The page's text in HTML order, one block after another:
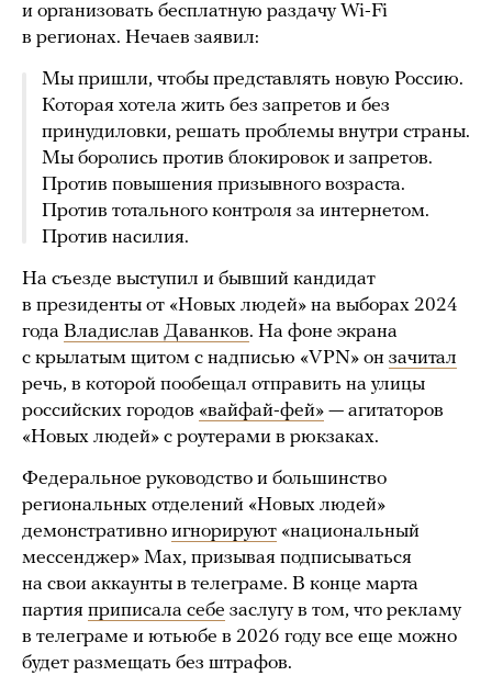
и организовать бесплатную раздачу Wi-Fi
в регионах. Нечаев заявил:
Мы пришли, чтобы представлять новую Россию.
Которая хотела жить без запретов и без
принудиловки, решать проблемы внутри страны.
Мы боролись против блокировок и запретов.
Против повышения призывного возраста.
Против тотального контроля за интернетом.
Против насилия.
На съезде выступил и бывший кандидат
в президенты от «Новых людей» на выборах 2024
года Владислав Даванков. На фоне экрана
с крылатым щитом с надписью «VPN» он зачитал
речь, в которой пообещал отправить на улицы
российских городов «вайфай-фей» — агитаторов
«Новых людей» с роутерами в рюкзаках.
Федеральное руководство и большинство
региональных отделений «Новых людей»
демонстративно игнорируют «национальный
мессенджер» Max, призывая подписываться
на свои аккаунты в телеграме. В конце марта
партия приписала себе заслугу в том, что рекламу
в телеграме и ютьюбе в 2026 году все еще можно
будет размещать без штрафов.